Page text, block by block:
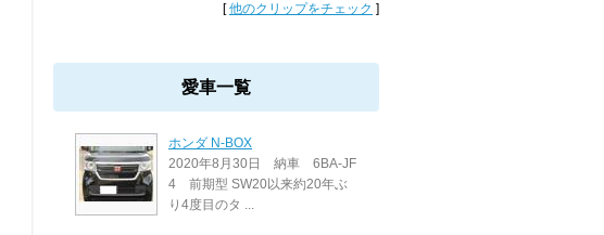
[他のクリップをチェック ]
愛車一覧
ホンダ N-BOX
2020年8月30日 納車 6BA-JF
4 前期型 SW20以来約20年ぶ
り4度目のタ ...